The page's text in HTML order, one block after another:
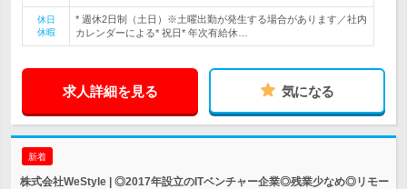
休日
休暇
* 週休2日制（土日）※土曜出勤が発生する場合があります／社内
カレンダーによる* 祝日* 年次有給休…
求人詳細を見る 気になる
新着
株式会社WeStyle | ◎2017年設立のITベンチャー企業◎残業少なめ◎リモー